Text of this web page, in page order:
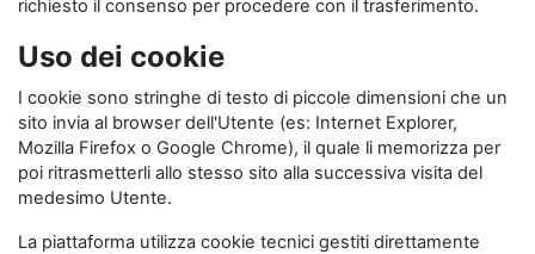
richiesto il consenso per procedere con il trasferimento.
Uso dei cookie
I cookie sono stringhe di testo di piccole dimensioni che un
sito invia al browser dell'Utente (es: Internet Explorer,
Mozilla Firefox o Google Chrome), il quale li memorizza per
poi ritrasmetterli allo stesso sito alla successiva visita del
medesimo Utente.
La piattaforma utilizza cookie tecnici gestiti direttamente